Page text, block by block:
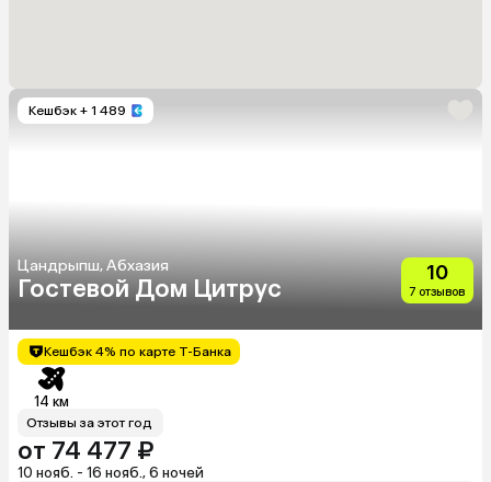
Кешбэк + 1 489
Цандрыпш, Абхазия
Гостевой Дом Цитрус
10
7 отзывов
Кешбэк 4% по карте Т-Банка
14 км
Отзывы за этот год
от 74 477 ₽
10 нояб. - 16 нояб., 6 ночей